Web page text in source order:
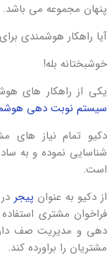
پنهان مجموعه می باشد.
آیا راهکار هوشمندی
خوشبختانه بله!
یکی از راهکار های
سیستم نوبت دهی
دکیو تمام نیاز های
شناسایی نموده و به
است.
از دکیو به عنوان پیجر
فراخوان مشتری
دهی و مدیریت صف
مشتریان را براورده کند.